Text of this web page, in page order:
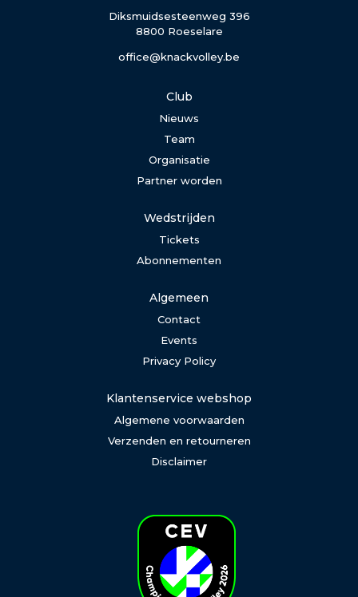
Diksmuidsesteenweg 396
8800 Roeselare
office@knackvolley.be
Club
Nieuws
Team
Organisatie
Partner worden
Wedstrijden
Tickets
Abonnementen
Algemeen
Contact
Events
Privacy Policy
Klantenservice webshop
Algemene voorwaarden
Verzenden en retourneren
Disclaimer